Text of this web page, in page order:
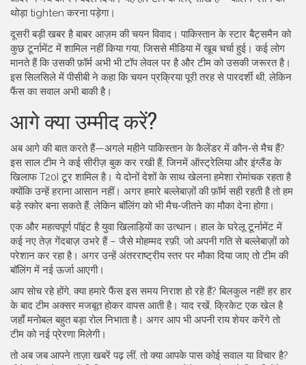
थोड़ा tighten करना पड़ेगा।
दूसरी बड़ी खबर है बाबर आज़म की चयन विवाद। पाकिस्तान के स्टार बैट्समैन को
कुछ टूर्नामेंट में शामिल नहीं किया गया, जिससे मीडिया में खूब चर्चा हुई। कई लोग
मानते हैं कि उसकी फ़ॉर्म अभी भी टॉप लेवल पर है और टीम को उसकी जरूरत है।
इस सिलसिले में पीसीबी ने कहा कि चयन प्रक्रिया पूरी तरह से पारदर्शी थी, लेकिन
फैंस का सवाल अभी बाकी है।
आगे क्या उम्मीद करें?
अब आगे की बात करते हैं—अगले महीने पाकिस्तान के कैलेंडर में कौन‑से मैच हैं?
इस साल टीम ने कई सीरीज़ बुक कर रखी हैं, जिनमें ऑस्ट्रेलिया और इंग्लैंड के
खिलाफ T20I टूर शामिल है। ये दोनों देशों के साथ खेलना हमेशा रोमांचक रहता है
क्योंकि उन्हें हराना आसान नहीं। अगर हमारे बल्लेबाज़ों की फ़ॉर्म सही रहती है तो हम
बड़े स्कोर बना सकते हैं, लेकिन बॉलिंग को भी मैच‑जीतने का मौका देना होगा।
एक और महत्वपूर्ण पॉइंट है युवा खिलाड़ियों का उत्थान। हाल के घरेलू टूर्नामेंट में
कई नए तेज़ गेंदबाज़ उभरे हैं – जैसे मोहम्मद रफ़ी, जो अपनी गति से बल्लेबाज़ों को
परेशान कर रहा है। अगर उन्हें अंतरराष्ट्रीय स्तर पर मौका दिया जाए तो टीम की
बॉलिंग में नई ऊर्जा आएगी।
आप सोच रहे होंगे, क्या हमारे फैंस इस समय निराश हो रहे हैं? बिलकुल नहीं! हर हार
के बाद टीम अक्सर मजबूत होकर वापस आती है। याद रखें, क्रिकेट एक खेल है
जहाँ मनोबल बहुत बड़ा रोल निभाता है। अगर आप भी अपनी राय शेयर करेंगे तो
टीम को नई प्रेरणा मिलेगी।
तो अब जब आपने ताज़ा खबरें पढ़ लीं, तो क्या आपके पास कोई सवाल या विचार है?